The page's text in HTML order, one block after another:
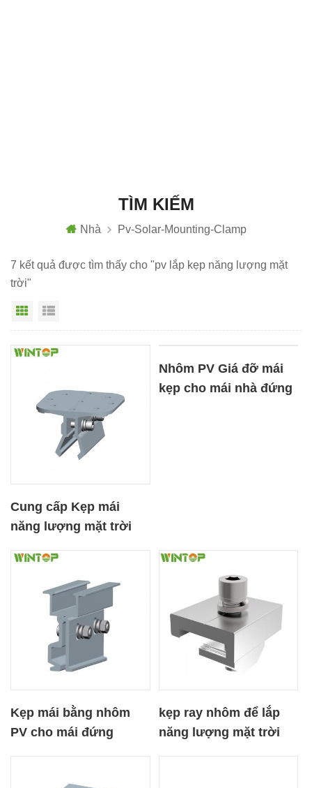
TÌM KIẾM
Nhà Pv-Solar-Mounting-Clamp
7 kết quả được tìm thấy cho "pv lắp kẹp năng lượng mặt
trời"
Chế độ hiển thị theo ô
Cung cấp Kẹp mái
năng lượng mặt trời
Nhôm PV Giá đỡ mái
kẹp cho mái nhà đứng
Kẹp mái bằng nhôm
PV cho mái đứng
kẹp ray nhôm để lắp
năng lượng mặt trời